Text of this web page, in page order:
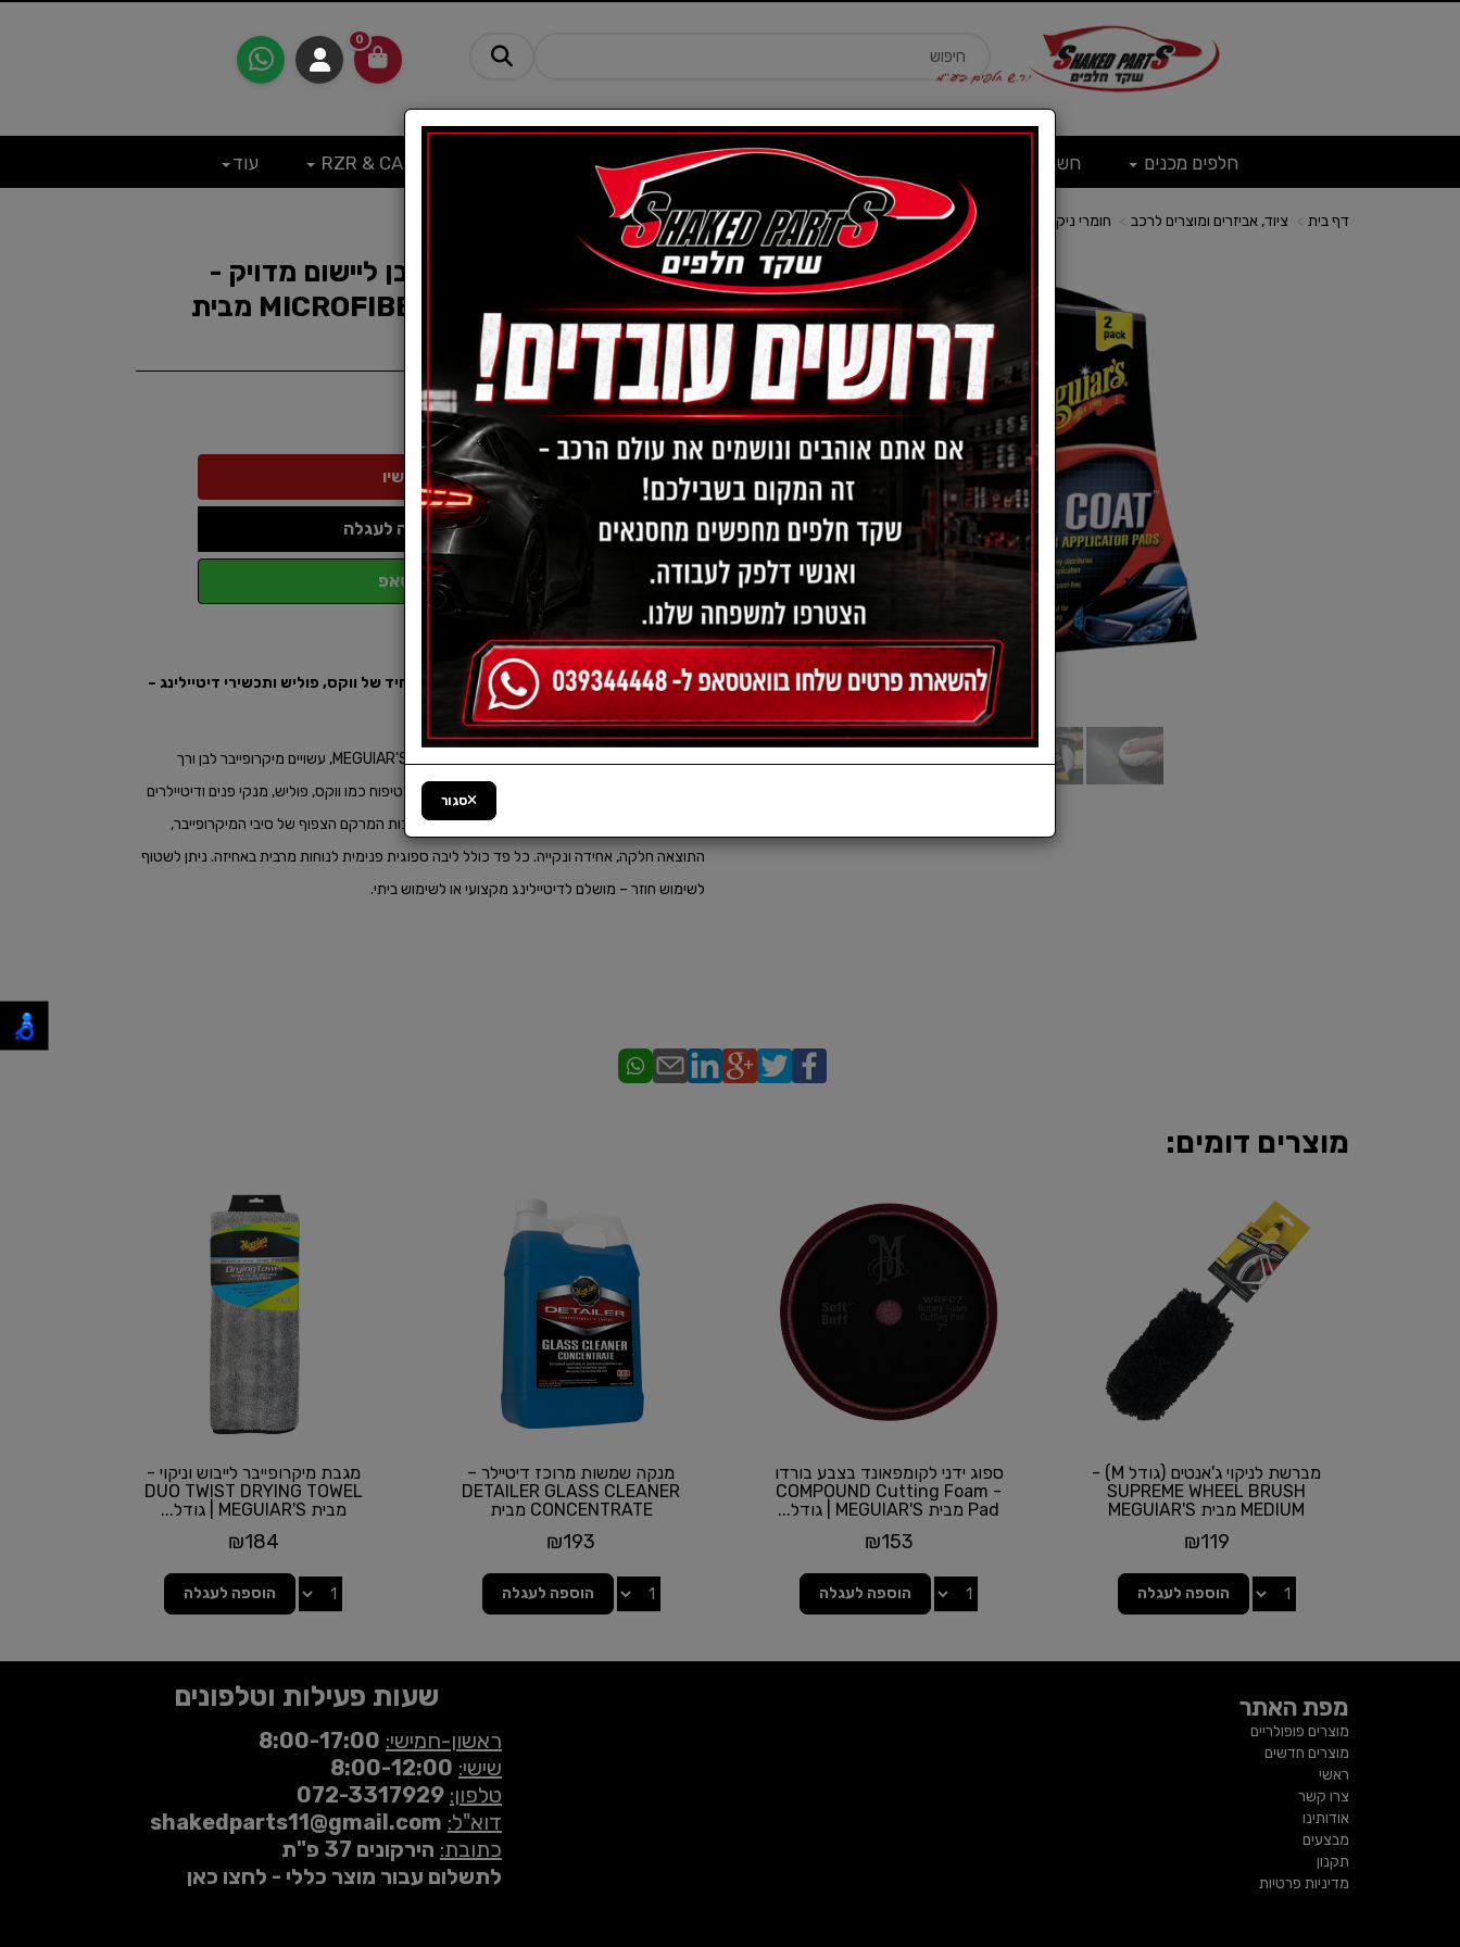
0
חלפים מכנים חשמל ציוד, אביזרים ומוצרים לרכב עוד
דף בית ציוד, אביזרים ומוצרים לרכב חומרי ניקוי לרכב
2 יחידות פד מיקרופייבר לבן ליישום מדויק -
MICROFIBER APPLICATOR PADS מבית
MEGUIAR'S
מק"ט :MGRX3080EU
₪44
הוספה לעגלה
ווטסאפ
תיאור:
זוג פדים לבנים מיקרופייבר איכותיים ליישום אחיד של ווקס, פוליש ותכשירי דיטיילינג –
רכים במיוחד ומתאימים לכל סוגי המשטחים.​
סט של 2 פדים מקצועיים ליישום תכשירי רכב מבית MEGUIAR'S, עשויים מיקרופייבר לבן ורך
במיוחד. הפדים אידיאליים למריחה מדויקת של חומרי טיפוח כמו ווקס, פוליש, מנקי פנים ודיטיילרים
– תוך שמירה מלאה על פני השטח וללא שריטות. בזכות המרקם הצפוף של סיבי המיקרופייבר,
התוצאה חלקה, אחידה ונקייה. כל פד כולל ליבה ספוגית פנימית לנוחות מרבית באחיזה. ניתן לשטוף
לשימוש חוזר – מושלם לדיטיילינג מקצועי או לשימוש ביתי.
מוצרים דומים:
מברשת לניקוי ג'אנטים (גודל M) -
SUPREME WHEEL BRUSH
MEDIUM מבית MEGUIAR'S
₪119
הוספה לעגלה
ספוג ידני לקומפאונד בצבע בורדו
- COMPOUND Cutting Foam
Pad מבית MEGUIAR'S | גודל...
₪153
הוספה לעגלה
מנקה שמשות מרוכז דיטיילר –
DETAILER GLASS CLEANER
CONCENTRATE מבית
₪193
הוספה לעגלה
מגבת מיקרופייבר לייבוש וניקוי -
DUO TWIST DRYING TOWEL
מבית MEGUIAR'S | גודל...
₪184
הוספה לעגלה
מפת האתר
מוצרים פופולריים
מוצרים חדשים
ראשי
צרו קשר
אודותינו
מבצעים
תקנון
מדיניות פרטיות
שעות פעילות וטלפונים
ראשון-חמישי: 8:00-17:00
שישי: 8:00-12:00
טלפון: 072-3317929
דוא"ל: shakedparts11@gmail.com
כתובת: הירקונים 37 פ"ת
לתשלום עבור מוצר כללי - לחצו כאן
סגור